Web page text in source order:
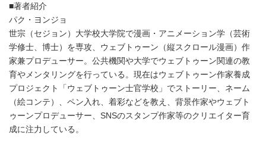
■著者紹介
パク・ヨンジョ
世宗（セジョン）大学校大学院で漫画・アニメーション学（芸術
学修士、博士）を専攻、ウェブトゥーン（縦スクロール漫画）作
家兼プロデューサー。公共機関や大学でウェブトゥーン関連の教
育やメンタリングを行っている。現在はウェブトゥーン作家養成
プロジェクト「ウェブトゥーン士官学校」でストーリー、ネーム
（絵コンテ）、ペン入れ、着彩などを教え、背景作家やウェブト
ゥーンプロデューサー、SNSのスタンプ作家等のクリエイター育
成に注力している。